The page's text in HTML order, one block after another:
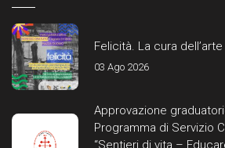
Felicità. La cura dell’arte
03 Ago 2026
Approvazione
Programma di Servizio
“Sentieri di vita –